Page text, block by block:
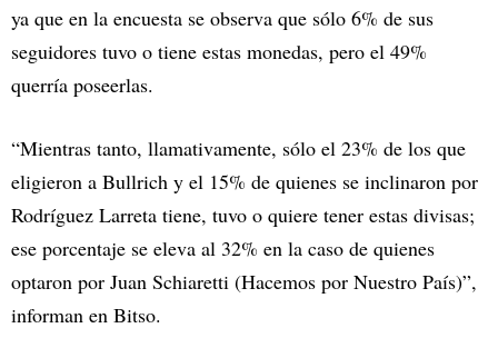
ya que en la encuesta se observa que sólo 6% de sus
seguidores tuvo o tiene estas monedas, pero el 49%
querría poseerlas.
“Mientras tanto, llamativamente, sólo el 23% de los que
eligieron a Bullrich y el 15% de quienes se inclinaron por
Rodríguez Larreta tiene, tuvo o quiere tener estas divisas;
ese porcentaje se eleva al 32% en la caso de quienes
optaron por Juan Schiaretti (Hacemos por Nuestro País)”,
informan en Bitso.